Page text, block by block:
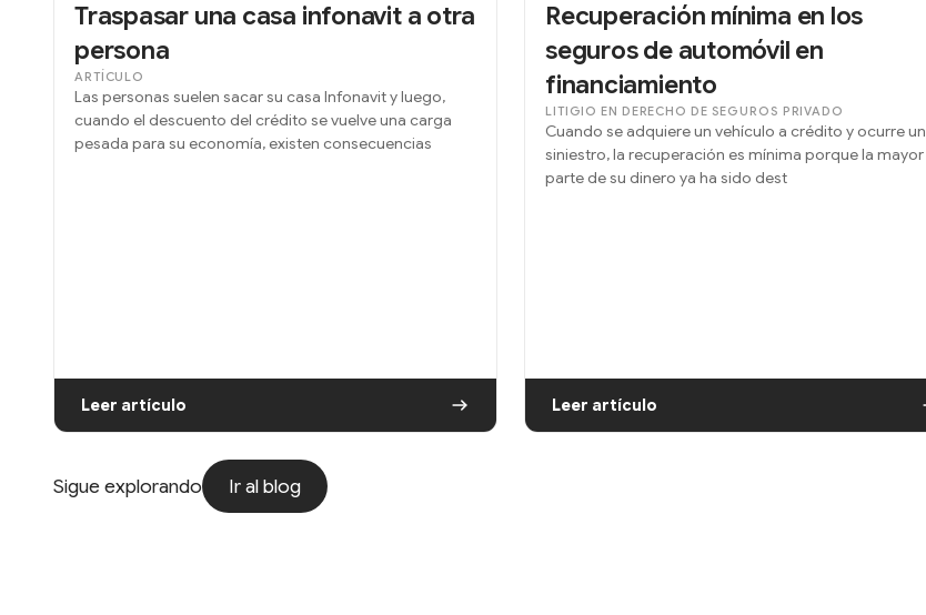
Traspasar una casa infonavit a otra
persona
ARTÍCULO
Las personas suelen sacar su casa Infonavit y luego,
cuando el descuento del crédito se vuelve una carga
pesada para su economía, existen consecuencias
Leer artículo
Recuperación mínima en los
seguros de automóvil en
financiamiento
LITIGIO EN DERECHO DE SEGUROS PRIVADO
Cuando se adquiere un vehículo a crédito y ocurre un
siniestro, la recuperación es mínima porque la mayor
parte de su dinero ya ha sido dest
Leer artículo
Sigue explorando Ir al blog